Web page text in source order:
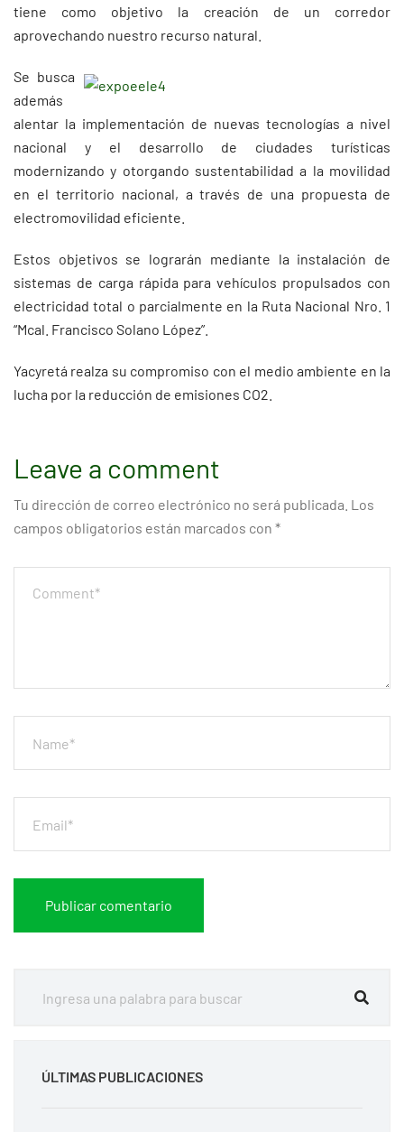
tiene como objetivo la creación de un corredor
aprovechando nuestro recurso natural.
Se busca
además
alentar la implementación de nuevas tecnologías a nivel
nacional y el desarrollo de ciudades turísticas
modernizando y otorgando sustentabilidad a la movilidad
en el territorio nacional, a través de una propuesta de
electromovilidad eficiente.
Estos objetivos se lograrán mediante la instalación de
sistemas de carga rápida para vehículos propulsados con
electricidad total o parcialmente en la Ruta Nacional Nro. 1
“Mcal. Francisco Solano López”.
Yacyretá realza su compromiso con el medio ambiente en la
lucha por la reducción de emisiones CO2.
Leave a comment
Tu dirección de correo electrónico no será publicada. Los
campos obligatorios están marcados con *
ÚLTIMAS PUBLICACIONES